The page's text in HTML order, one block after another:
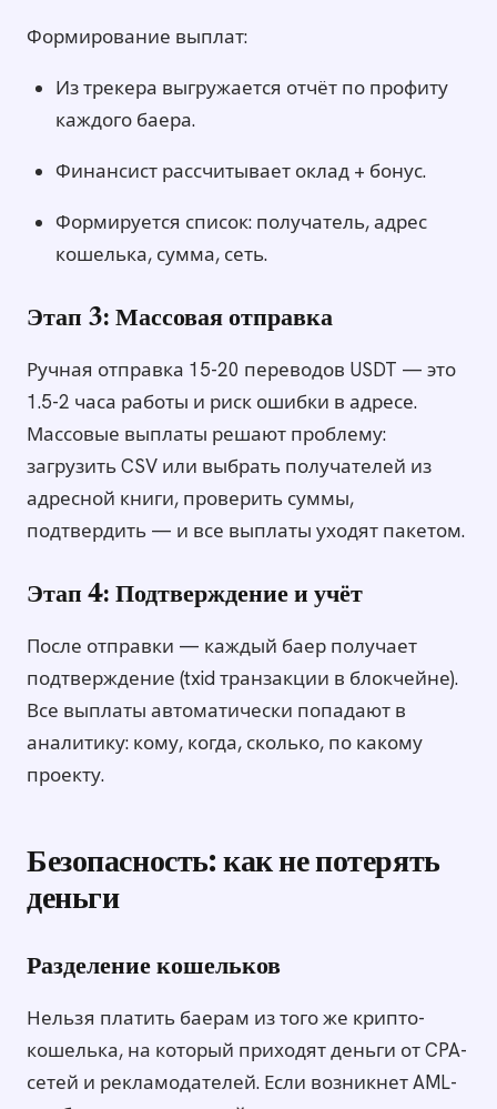
Формирование выплат:
Из трекера выгружается отчёт по профиту
каждого баера.
Финансист рассчитывает оклад + бонус.
Формируется список: получатель, адрес
кошелька, сумма, сеть.
Этап 3: Массовая отправка
Ручная отправка 15-20 переводов USDT — это
1.5-2 часа работы и риск ошибки в адресе.
Массовые выплаты решают проблему:
загрузить CSV или выбрать получателей из
адресной книги, проверить суммы,
подтвердить — и все выплаты уходят пакетом.
Этап 4: Подтверждение и учёт
После отправки — каждый баер получает
подтверждение (txid транзакции в блокчейне).
Все выплаты автоматически попадают в
аналитику: кому, когда, сколько, по какому
проекту.
Безопасность: как не потерять
деньги
Разделение кошельков
Нельзя платить баерам из того же крипто-
кошелька, на который приходят деньги от CPA-
сетей и рекламодателей. Если возникнет AML-